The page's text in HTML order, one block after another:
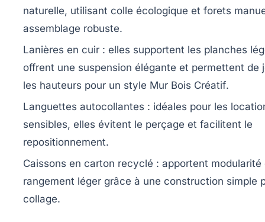
naturelle, utilisant colle écologique et forets
assemblage robuste.
Lanières en cuir : elles supportent les planches
offrent une suspension élégante et permettent de
les hauteurs pour un style Mur Bois Créatif.
Languettes autocollantes : idéales pour les
sensibles, elles évitent le perçage et facilitent le
repositionnement.
Caissons en carton recyclé : apportent modularité
rangement léger grâce à une construction simple
collage.